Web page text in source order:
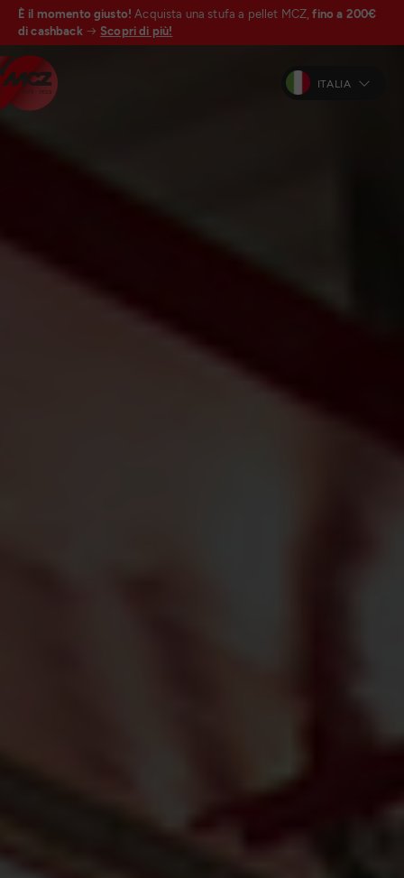
È il momento giusto! Acquista una stufa a pellet MCZ, fino a 200€
di cashback
Scopri di più!
ITALIA